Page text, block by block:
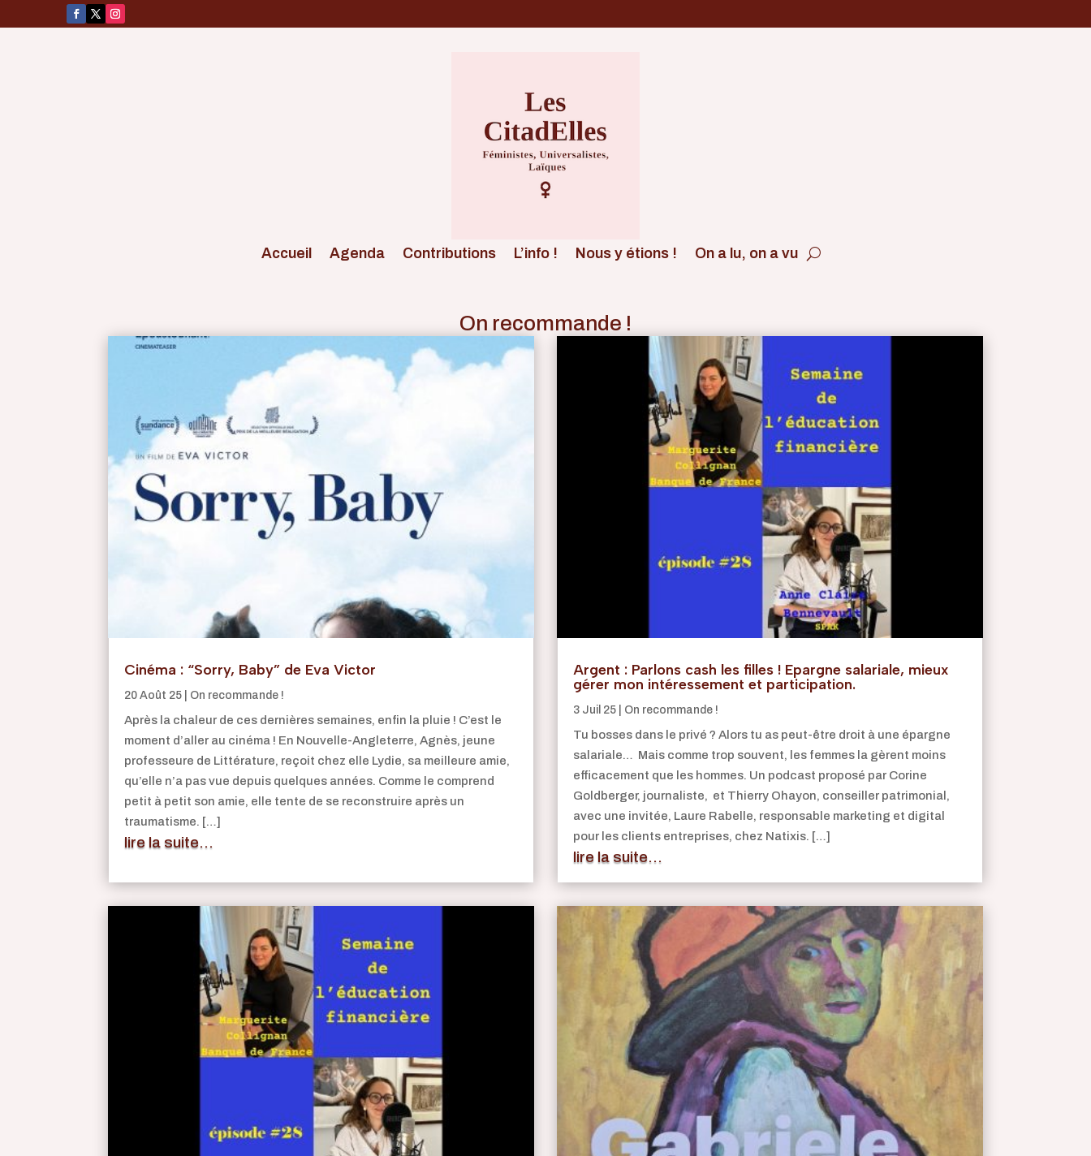
Accueil Agenda Contributions L’info ! Nous y étions ! On a lu, on a vu
On recommande !
Cinéma : “Sorry, Baby” de Eva Victor
20 Août 25 On recommande !
Après la chaleur de ces dernières semaines, enfin la pluie ! C’est le
moment d’aller au cinéma ! En Nouvelle-Angleterre, Agnès, jeune
professeure de Littérature, reçoit chez elle Lydie, sa meilleure amie,
qu’elle n’a pas vue depuis quelques années. Comme le comprend
petit à petit son amie, elle tente de se reconstruire après un
traumatisme. […]
lire la suite...
Argent : Parlons cash les filles ! Epargne salariale, mieux
gérer mon intéressement et participation.
3 Juil 25 On recommande !
Tu bosses dans le privé ? Alors tu as peut-être droit à une épargne
salariale… Mais comme trop souvent, les femmes la gèrent moins
efficacement que les hommes. Un podcast proposé par Corine
Goldberger, journaliste, et Thierry Ohayon, conseiller patrimonial,
avec une invitée, Laure Rabelle, responsable marketing et digital
pour les clients entreprises, chez Natixis. […]
lire la suite...